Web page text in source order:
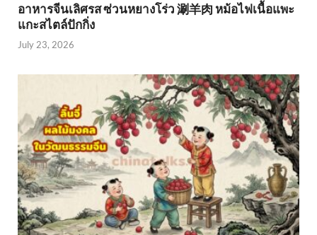
อาหารจีนเลิศรส ซ่วนหยางโร่ว 涮羊肉 หม้อไฟเนื้อแพะ
แกะสไตล์ปักกิ่ง
July 23, 2026